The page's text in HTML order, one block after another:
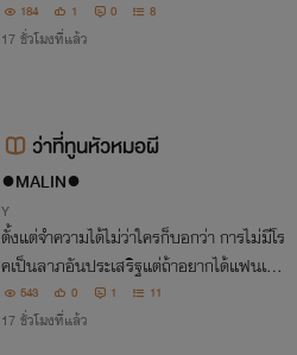
184 1 0 8
17 ชั่วโมงที่แล้ว
ว่าที่ทูนหัวหมอผี
●MALIN●
Y
ตั้งแต่จำความได้ไม่ว่าใครก็บอกว่า การไม่มีโร
คเป็นลาภอันประเสริฐแต่ถ้าอยากได้แฟนเป็
นหมอ ก็คงต้องลองเสี่ยงเป็นสักโรคแล้วล่
ะ...แต่หมอที่ว่าดันเป็น หมอผี นี่สิ...
543 0 1 11
17 ชั่วโมงที่แล้ว